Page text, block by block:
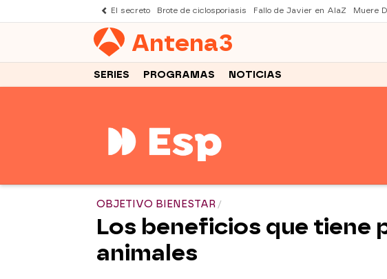
El secreto Brote de ciclosporiasis Fallo de Javier en AlaZ Muere
Antena3
SERIES PROGRAMAS NOTICIAS
OBJETIVO BIENESTAR
Los beneficios que tiene
animales